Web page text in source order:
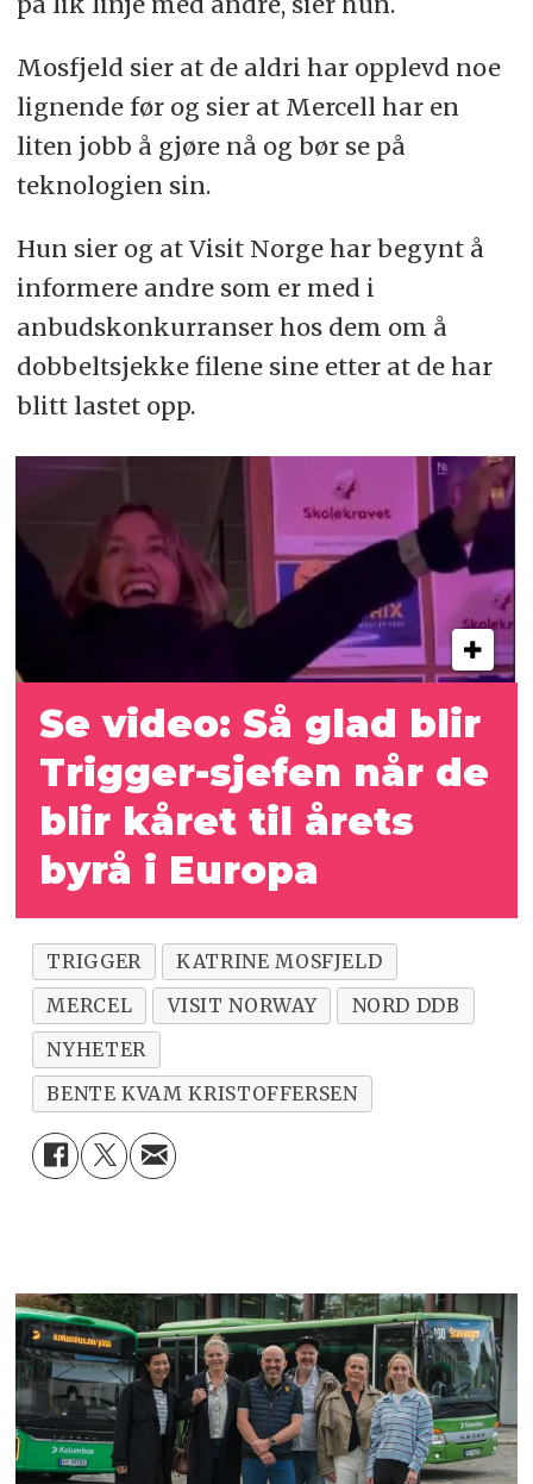
Mosfjeld sier at de aldri har opplevd noe
lignende før og sier at Mercell har en
liten jobb å gjøre nå og bør se på
teknologien sin.
Hun sier og at Visit Norge har begynt å
informere andre som er med i
anbudskonkurranser hos dem om å
dobbeltsjekke filene sine etter at de har
blitt lastet opp.
Se video: Så glad blir
Trigger-sjefen når de
blir kåret til årets
byrå i Europa
TRIGGER
KATRINE MOSFJELD
MERCEL
VISIT NORWAY
NORD DDB
NYHETER
BENTE KVAM KRISTOFFERSEN